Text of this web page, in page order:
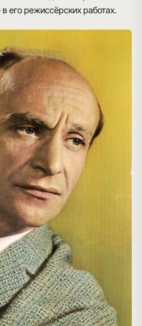
его режиссёрских работах.